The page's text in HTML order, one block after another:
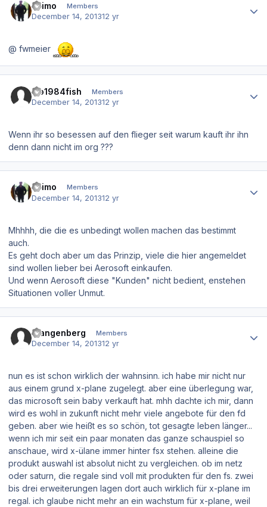
asimo Members
December 14, 201312 yr
@ fwmeier
Flo1984fish Members
December 14, 201312 yr
Wenn ihr so besessen auf den flieger seit warum kauft ihr ihn
denn dann nicht im org ???
asimo Members
December 14, 201312 yr
Mhhhh, die die es unbedingt wollen machen das bestimmt
auch.
Es geht doch aber um das Prinzip, viele die hier angemeldet
sind wollen lieber bei Aerosoft einkaufen.
Und wenn Aerosoft diese "Kunden" nicht bedient, enstehen
Situationen voller Unmut.
stangenberg Members
December 14, 201312 yr
nun es ist schon wirklich der wahnsinn. ich habe mir nicht nur
aus einem grund x-plane zugelegt. aber eine überlegung war,
das microsoft sein baby verkauft hat. mhh dachte ich mir, dann
wird es wohl in zukunft nicht mehr viele angebote für den fd
geben. aber wie heißt es so schön, tot gesagte leben länger...
wenn ich mir seit ein paar monaten das ganze schauspiel so
anschaue, wird x-ülane immer hinter fsx stehen. alleine die
produkt auswahl ist absolut nicht zu vergleichen. ob im netz
oder saturn, die regale sind voll mit produkten für den fs. zwei
bis drei erweiterungen lagen dort auch wirklich für x-plane im
regal. ich glaube nicht mehr an ein wachstum für x-plane, weil